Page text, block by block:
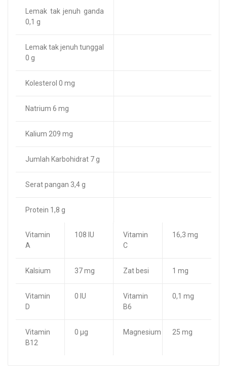
Lemak tak jenuh ganda
0,1 g
Lemak tak jenuh tunggal
0 g
Kolesterol 0 mg
Natrium 6 mg
Kalium 209 mg
Jumlah Karbohidrat 7 g
Serat pangan 3,4 g
Protein 1,8 g
Vitamin
A
108 IU
Vitamin
C
16,3 mg
Kalsium 37 mg Zat besi 1 mg
Vitamin
D
0 IU
Vitamin
B6
0,1 mg
Vitamin
B12
0 µg Magnesium 25 mg